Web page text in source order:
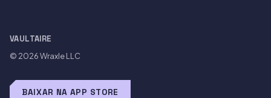
VAULTAIRE
© 2026Wraxle LLC
BAIXAR NA APP STORE